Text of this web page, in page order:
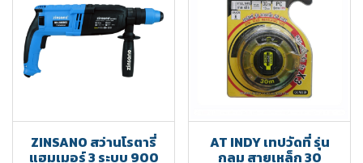
ZINSANO สว่านโรตารี่
แฮมเมอร์ 3 ระบบ 900
AT INDY เทปวัดที่ รุ่น
กลม สายเหล็ก 30